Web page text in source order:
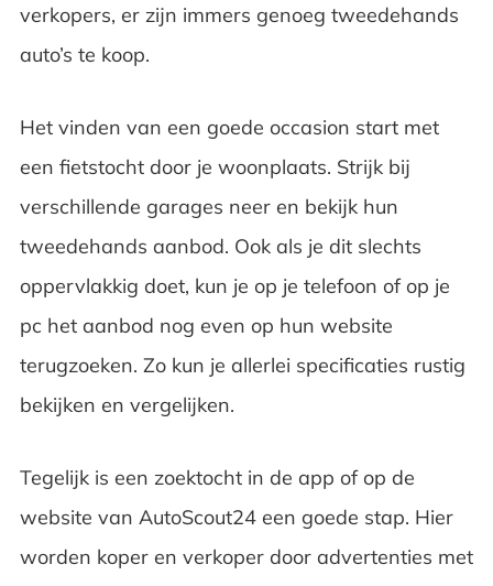
verkopers, er zijn immers genoeg tweedehands
auto’s te koop.
Het vinden van een goede occasion start met
een fietstocht door je woonplaats. Strijk bij
verschillende garages neer en bekijk hun
tweedehands aanbod. Ook als je dit slechts
oppervlakkig doet, kun je op je telefoon of op je
pc het aanbod nog even op hun website
terugzoeken. Zo kun je allerlei specificaties rustig
bekijken en vergelijken.
Tegelijk is een zoektocht in de app of op de
website van AutoScout24 een goede stap. Hier
worden koper en verkoper door advertenties met